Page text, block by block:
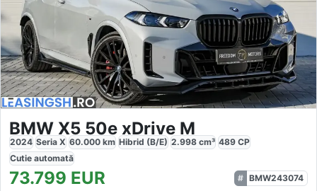
BMW X5 50e xDrive M
2024 Seria X 60.000 km Hibrid (B/E) 2.998 cm³ 489 CP
Cutie automată
73.799 EUR
BMW243074